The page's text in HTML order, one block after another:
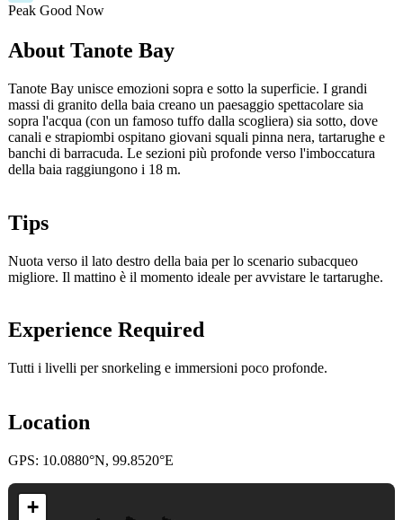
Peak Good Now
About Tanote Bay
Tanote Bay unisce emozioni sopra e sotto la superficie. I grandi
massi di granito della baia creano un paesaggio spettacolare sia
sopra l'acqua (con un famoso tuffo dalla scogliera) sia sotto, dove
canali e strapiombi ospitano giovani squali pinna nera, tartarughe e
banchi di barracuda. Le sezioni più profonde verso l'imboccatura
della baia raggiungono i 18 m.
Tips
Nuota verso il lato destro della baia per lo scenario subacqueo
migliore. Il mattino è il momento ideale per avvistare le tartarughe.
Experience Required
Tutti i livelli per snorkeling e immersioni poco profonde.
Location
GPS: 10.0880°N, 99.8520°E
+